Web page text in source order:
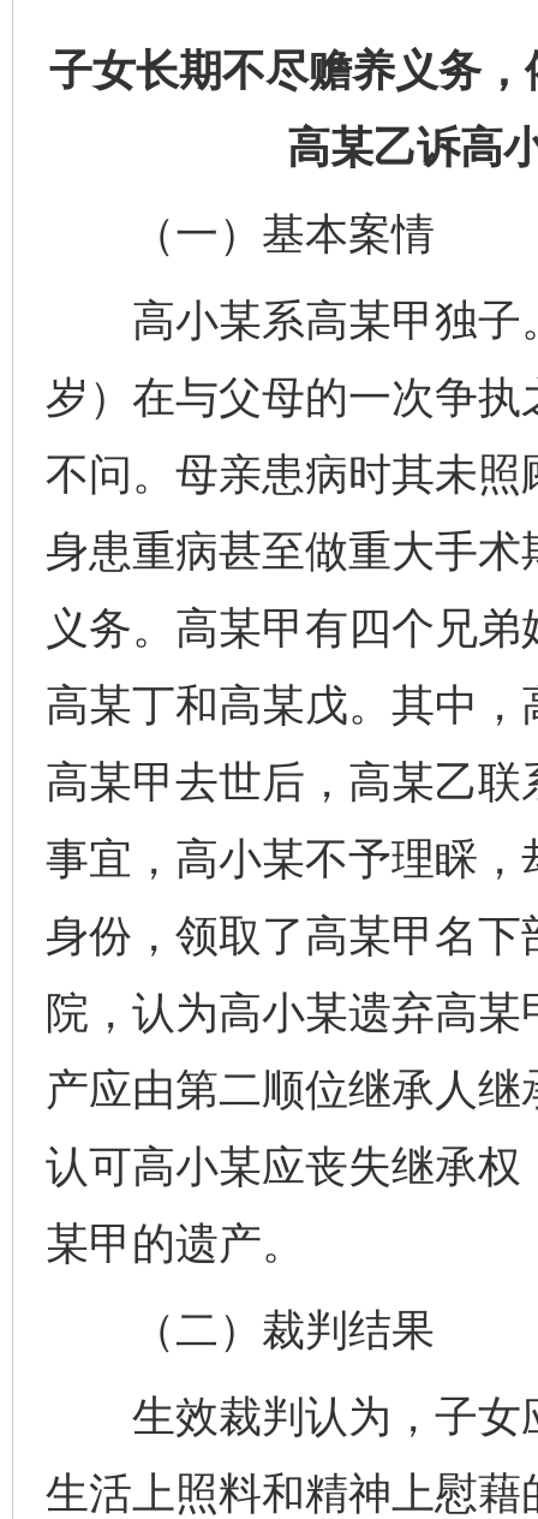
子女长期不尽赡养义务
高某乙诉高
（一）基本案情
高小某系高某甲独子
岁）在与父母的一次争
不问。母亲患病时其未
身患重病甚至做重大手
义务。高某甲有四个兄
高某丁和高某戊。其中
高某甲去世后，高某乙
事宜，高小某不予理睬
身份，领取了高某甲名
院，认为高小某遗弃高
产应由第二顺位继承人
认可高小某应丧失继承
某甲的遗产。
（二）裁判结果
生效裁判认为，子女
生活上照料和精神上慰